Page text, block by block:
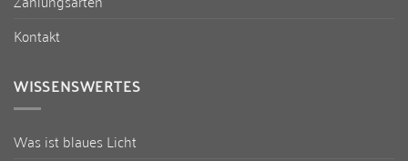
Kontakt
WISSENSWERTES
Was ist blaues Licht